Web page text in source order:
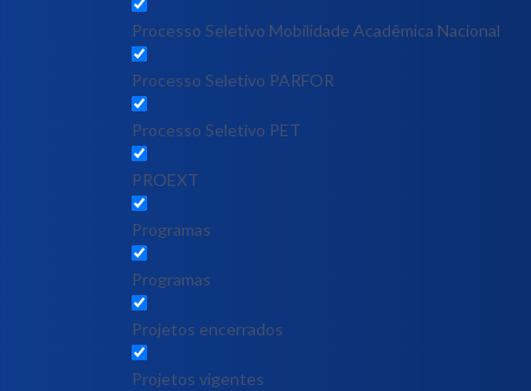
Processo Seletivo Mobilidade Acadêmica Nacional
Processo Seletivo PARFOR
Processo Seletivo PET
PROEXT
Programas
Programas
Projetos encerrados
Projetos vigentes